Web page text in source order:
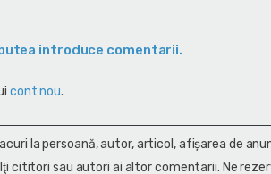
introduce comentarii.
cont nou.
la persoană, autor, articol, afişarea de
cititori sau autori ai altor comentarii. Ne